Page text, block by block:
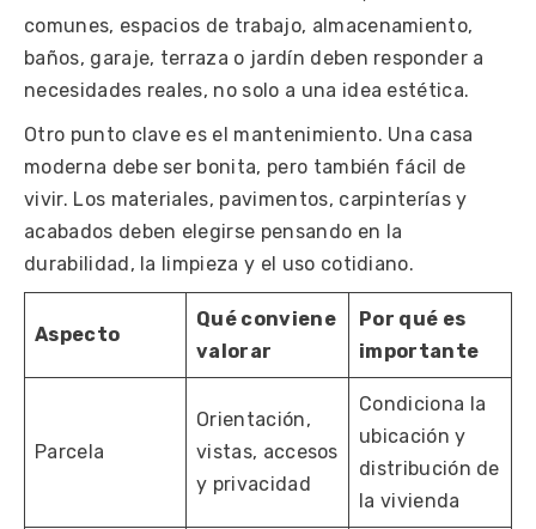
comunes, espacios de trabajo, almacenamiento,
baños, garaje, terraza o jardín deben responder a
necesidades reales, no solo a una idea estética.
Otro punto clave es el mantenimiento. Una casa
moderna debe ser bonita, pero también fácil de
vivir. Los materiales, pavimentos, carpinterías y
acabados deben elegirse pensando en la
durabilidad, la limpieza y el uso cotidiano.
Aspecto
Qué conviene
valorar
Por qué es
importante
Parcela
Orientación,
vistas, accesos
y privacidad
Condiciona la
ubicación y
distribución de
la vivienda